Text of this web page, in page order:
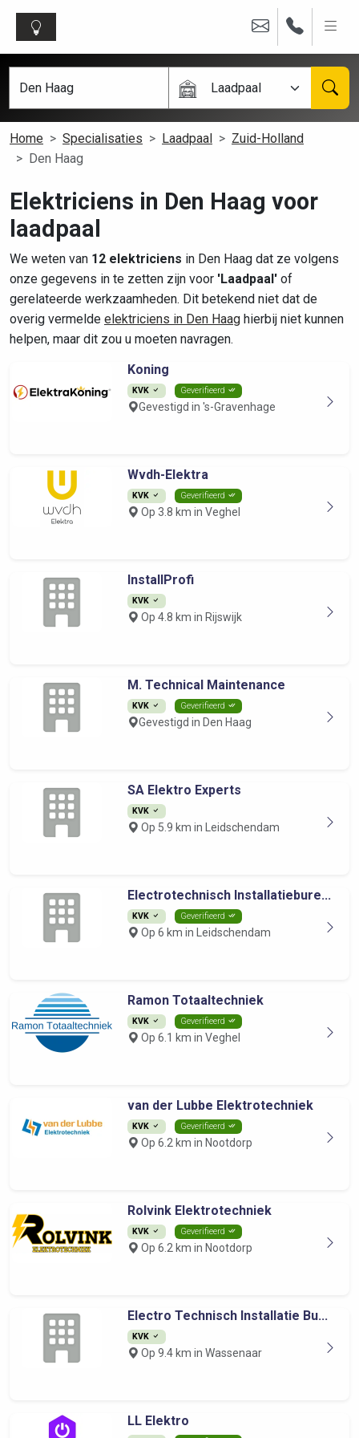
Laadpaal
Home Specialisaties Laadpaal
Zuid-Holland
Den Haag
Elektriciens in Den Haag voor
laadpaal
We weten van 12 elektriciens in Den Haag dat ze volgens
onze gegevens in te zetten zijn voor 'Laadpaal' of
gerelateerde werkzaamheden. Dit betekend niet dat de
overig vermelde elektriciens in Den Haag hierbij niet kunnen
helpen, maar dit zou u moeten navragen.
Koning
KVK Geverifieerd
Gevestigd in 's-Gravenhage
Wvdh-Elektra
KVK Geverifieerd
Op 3.8 km in Veghel
InstallProfi
KVK
Op 4.8 km in Rijswijk
M. Technical Maintenance
KVK Geverifieerd
Gevestigd in Den Haag
SA Elektro Experts
KVK
Op 5.9 km in Leidschendam
Electrotechnisch Installatiebure...
KVK Geverifieerd
Op 6 km in Leidschendam
Ramon Totaaltechniek
KVK Geverifieerd
Op 6.1 km in Veghel
van der Lubbe Elektrotechniek
KVK Geverifieerd
Op 6.2 km in Nootdorp
Rolvink Elektrotechniek
KVK Geverifieerd
Op 6.2 km in Nootdorp
Electro Technisch Installatie Bu...
KVK
Op 9.4 km in Wassenaar
LL Elektro